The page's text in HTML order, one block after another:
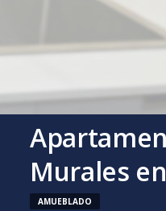
Murales
AMUEBLADO